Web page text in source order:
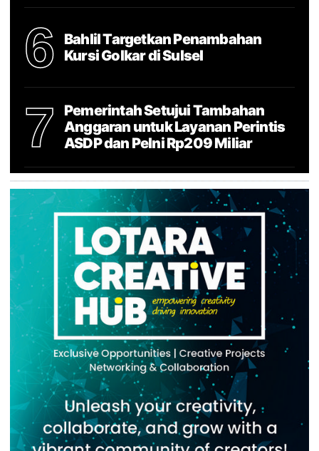
6
Bahlil Targetkan Penambahan
Kursi Golkar di Sulsel
7
Pemerintah Setujui Tambahan
Anggaran untuk Layanan Perintis
ASDP dan Pelni Rp209 Miliar